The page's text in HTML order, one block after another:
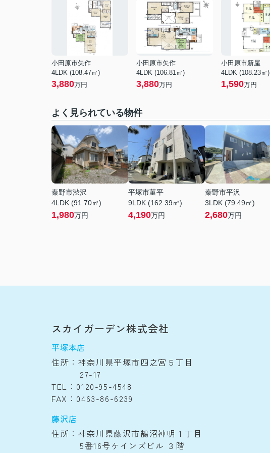
小田原市矢作
4LDK (108.47㎡)
3,880万円
小田原市矢作
4LDK (106.81㎡)
3,880万円
小田原市新屋
4LDK (108.23㎡)
1,590万円
よく見られている物件
秦野市渋沢
4LDK (91.70㎡)
1,980万円
平塚市菫平
9LDK (162.39㎡)
4,190万円
秦野市平沢
3LDK (79.49㎡)
2,680万円
スカイガーデン株式会社
平塚本店
住所：神奈川県平塚市四之宮５丁目
27-17
TEL：0120-95-4548
FAX：0463-86-6239
藤沢店
住所：神奈川県藤沢市鵠沼神明１丁目
5番16号ケインズビル ３階